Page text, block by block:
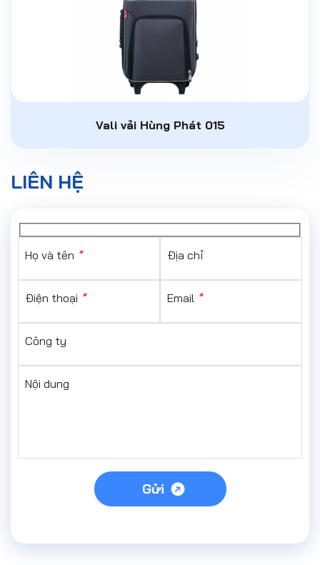
Vali vải Hùng Phát 015
LIÊN HỆ
Họ và tên * Địa chỉ
Điện thoại * Email *
Công ty
Nội dung
Gửi